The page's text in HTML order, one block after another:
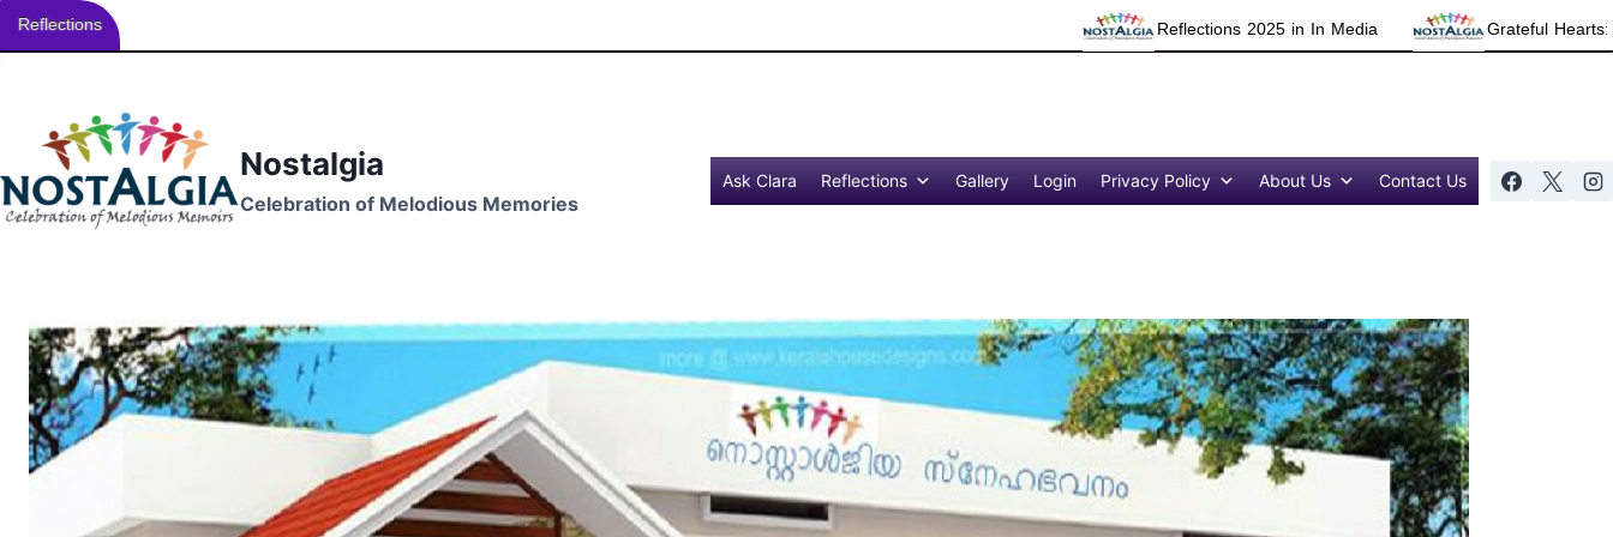
Reflections Reflections 2025 in In Media Grateful Hearts: Thanking All for
content
Nostalgia
Celebration of Melodious Memories
Ask Clara Reflections Gallery Login Privacy Policy About Us Contact Us